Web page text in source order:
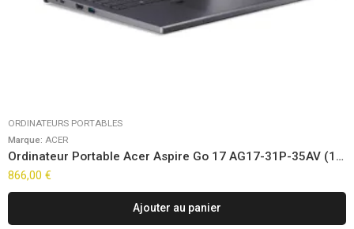
ORDINATEURS PORTABLES
Marque: ACER
Ordinateur Portable Acer Aspire Go 17 AG17-31P-35AV (17,3″) FreeDOS
866,00 €
Ajouter au panier